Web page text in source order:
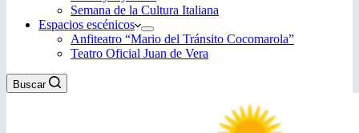
Semana de la Cultura Italiana
Espacios escénicos
Anfiteatro “Mario del Tránsito Cocomarola”
Teatro Oficial Juan de Vera
Buscar